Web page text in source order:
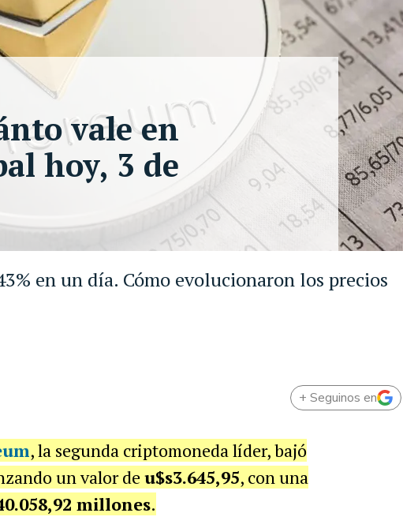
en un día. Cómo evolucionaron los precios
vale en
hoy, 3 de
+ Seguinos en
, la segunda criptomoneda líder, bajó
un valor de u$s3.645,95, con una
millones.